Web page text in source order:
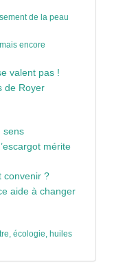
de la peau
encore
valent pas !
de Royer
sens
mérite
convenir ?
aide à changer
écologie, huiles